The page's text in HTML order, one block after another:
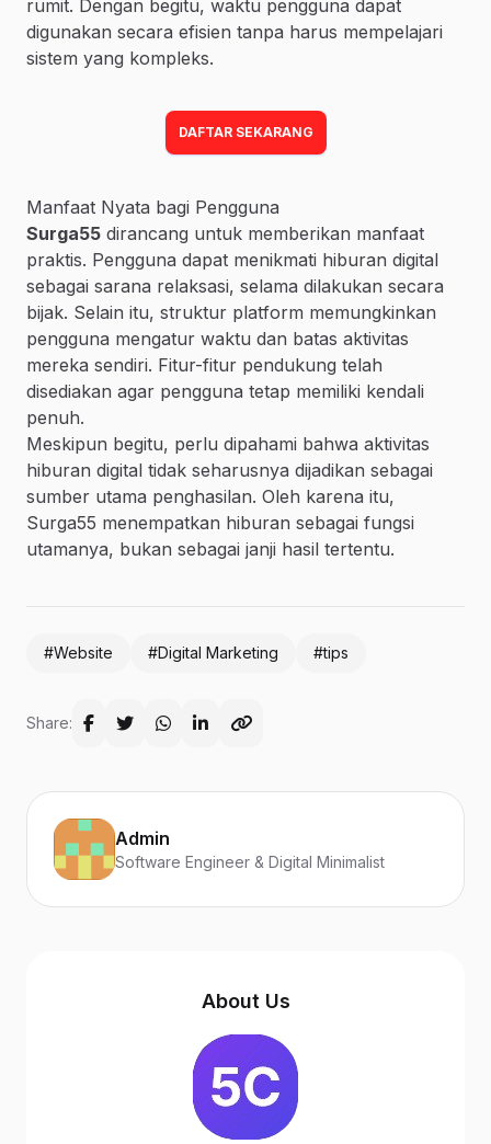
rumit. Dengan begitu, waktu pengguna dapat
digunakan secara efisien tanpa harus mempelajari
sistem yang kompleks.
DAFTAR SEKARANG
Manfaat Nyata bagi Pengguna
Surga55 dirancang untuk memberikan manfaat
praktis. Pengguna dapat menikmati hiburan digital
sebagai sarana relaksasi, selama dilakukan secara
bijak. Selain itu, struktur platform memungkinkan
pengguna mengatur waktu dan batas aktivitas
mereka sendiri. Fitur-fitur pendukung telah
disediakan agar pengguna tetap memiliki kendali
penuh.
Meskipun begitu, perlu dipahami bahwa aktivitas
hiburan digital tidak seharusnya dijadikan sebagai
sumber utama penghasilan. Oleh karena itu,
Surga55 menempatkan hiburan sebagai fungsi
utamanya, bukan sebagai janji hasil tertentu.
#Website #Digital Marketing #tips
Share:
Admin
Software Engineer & Digital Minimalist
About Us